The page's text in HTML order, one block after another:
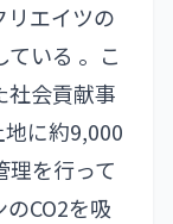
リエイツの
いる 。こ
社会貢献事
に約9,000
理を行って
CO2を吸